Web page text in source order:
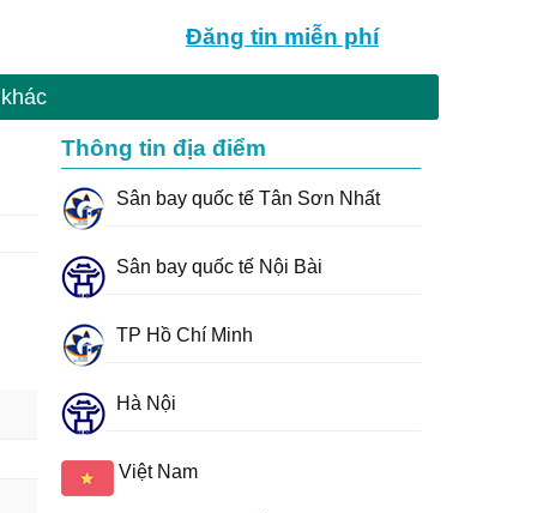
Đăng tin miễn phí
Thông tin địa điểm
Sân bay quốc tế Tân Sơn Nhất
Sân bay quốc tế Nội Bài
TP Hồ Chí Minh
Hà Nội
Việt Nam